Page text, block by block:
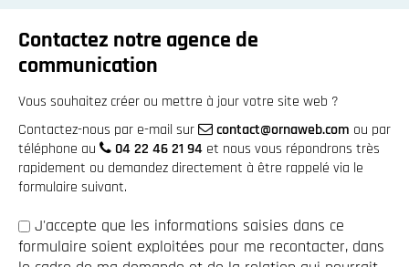
Contactez notre agence de
communication
Vous souhaitez créer ou mettre à jour votre site web ?
Contactez-nous par e-mail sur
contact@ornaweb.com ou par
téléphone au
04 22 46 21 94 et nous vous répondrons très
rapidement ou demandez directement à être rappelé via le
formulaire suivant.
J'accepte que les informations saisies dans ce
formulaire soient exploitées pour me recontacter, dans